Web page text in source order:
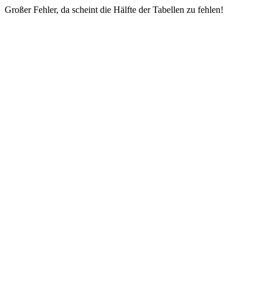
Großer Fehler, da scheint die Hälfte der Tabellen zu fehlen!